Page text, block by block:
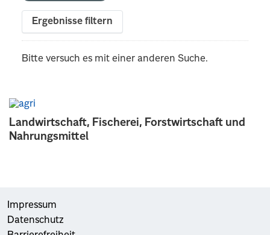
Landwirtschaft, Fischerei, Forstwirtschaft und
Nahrungsmittel
Ergebnisse filtern
Bitte versuch es mit einer anderen Suche.
Impressum
Datenschutz